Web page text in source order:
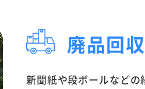
廃品回収
新聞紙や段ボールなど